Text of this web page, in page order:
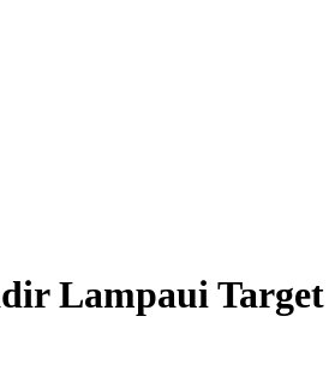
Lampaui Target